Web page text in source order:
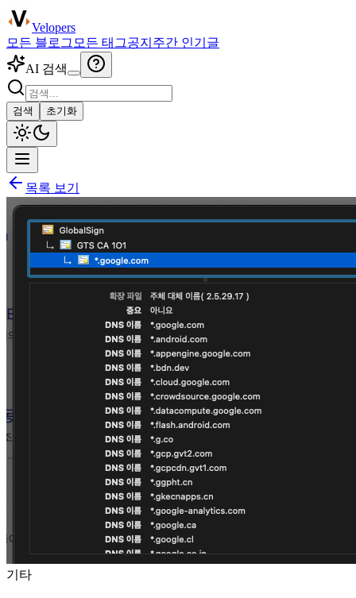
Velopers
모든 블로그 모든 태그공지 주간 인기글
AI 검색
검색 초기화
목록 보기
기타